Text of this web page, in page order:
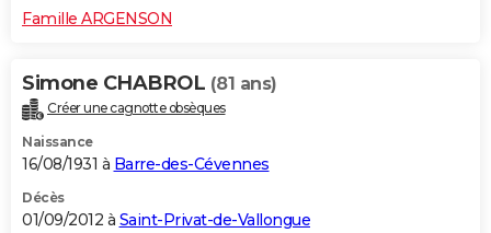
Famille ARGENSON
Simone CHABROL (81 ans)
Créer une cagnotte obsèques
Naissance
16/08/1931 à Barre-des-Cévennes
Décès
01/09/2012 à Saint-Privat-de-Vallongue